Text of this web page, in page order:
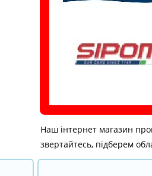
Наш інтернет магазин
звертайтесь, підберем